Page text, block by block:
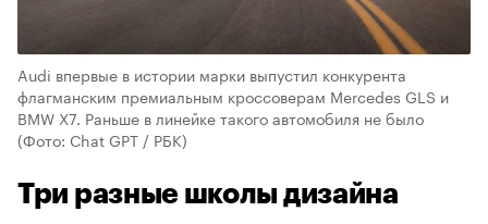
Audi впервые в истории марки выпустил конкурента
флагманским премиальным кроссоверам Mercedes GLS и
BMW X7. Раньше в линейке такого автомобиля не было
(Фото: Chat GPT / РБК)
Три разные школы дизайна